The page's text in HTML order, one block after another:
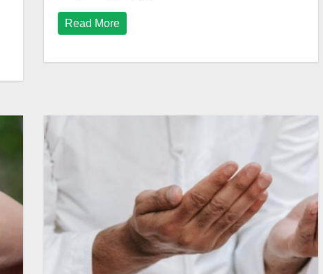
Read More